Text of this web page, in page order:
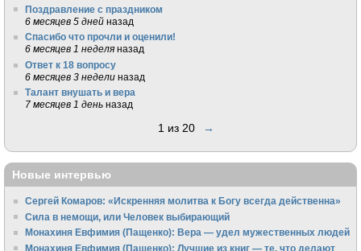
Поздравление с праздником
6 месяцев 5 дней назад
Спасибо что прочли и оценили!
6 месяцев 1 неделя назад
Ответ к 18 вопросу
6 месяцев 3 недели назад
Талант внушать и вера
7 месяцев 1 день назад
1 из 20 →
Новые интервью
Сергей Комаров: «Искренняя молитва к Богу всегда действенна»
Сила в немощи, или Человек выбирающий
Монахиня Евфимия (Пащенко): Вера — удел мужественных людей
Монахиня Евфимия (Пащенко): Лучшие из книг — те, что делают